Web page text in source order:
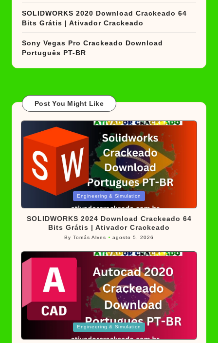
SOLIDWORKS 2020 Download Crackeado 64
Bits Grátis | Ativador Crackeado
Sony Vegas Pro Crackeado Download
Português PT-BR
Post You Might Like
Engineering & Simulation
SOLIDWORKS 2024 Download Crackeado 64
Bits Grátis | Ativador Crackeado
Posted
ByTomás Alves agosto 5, 2026
Engineering & Simulation